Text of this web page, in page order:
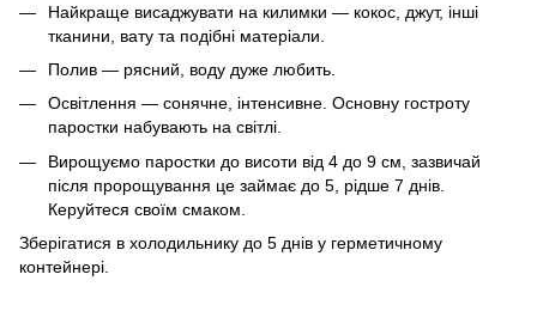
Найкраще висаджувати на килимки — кокос, джут, інші
тканини, вату та подібні матеріали.
Полив — рясний, воду дуже любить.
Освітлення — сонячне, інтенсивне. Основну гостроту
паростки набувають на світлі.
Вирощуємо паростки до висоти від 4 до 9 см, зазвичай
після пророщування це займає до 5, рідше 7 днів.
Керуйтеся своїм смаком.
Зберігатися в холодильнику до 5 днів у герметичному
контейнері.